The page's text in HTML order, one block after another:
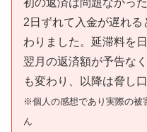
2日ずれて入金が遅れ
わりました。延滞料を
翌月の返済額が予告な
も変わり、以降は脅し
※個人の感想であり実際の被
ん